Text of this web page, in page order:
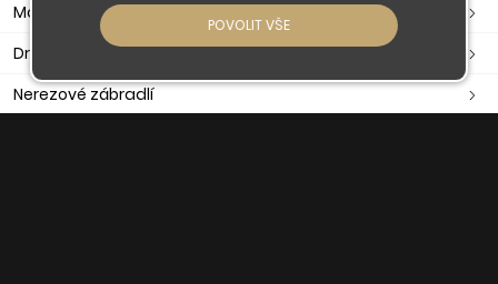
Madla
Držáky madla
Nerezové zábradlí